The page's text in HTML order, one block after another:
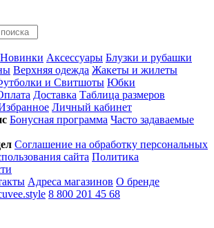
Новинки Аксессуары Блузки и рубашки
Верхняя одежда Жакеты и жилеты
и Свитшоты Юбки
Доставка Таблица размеров
Личный кабинет
Бонусная программа Часто задаваемые
Соглашение на обработку персональных
сайта Политика
Адреса магазинов О бренде
8 800 201 45 68